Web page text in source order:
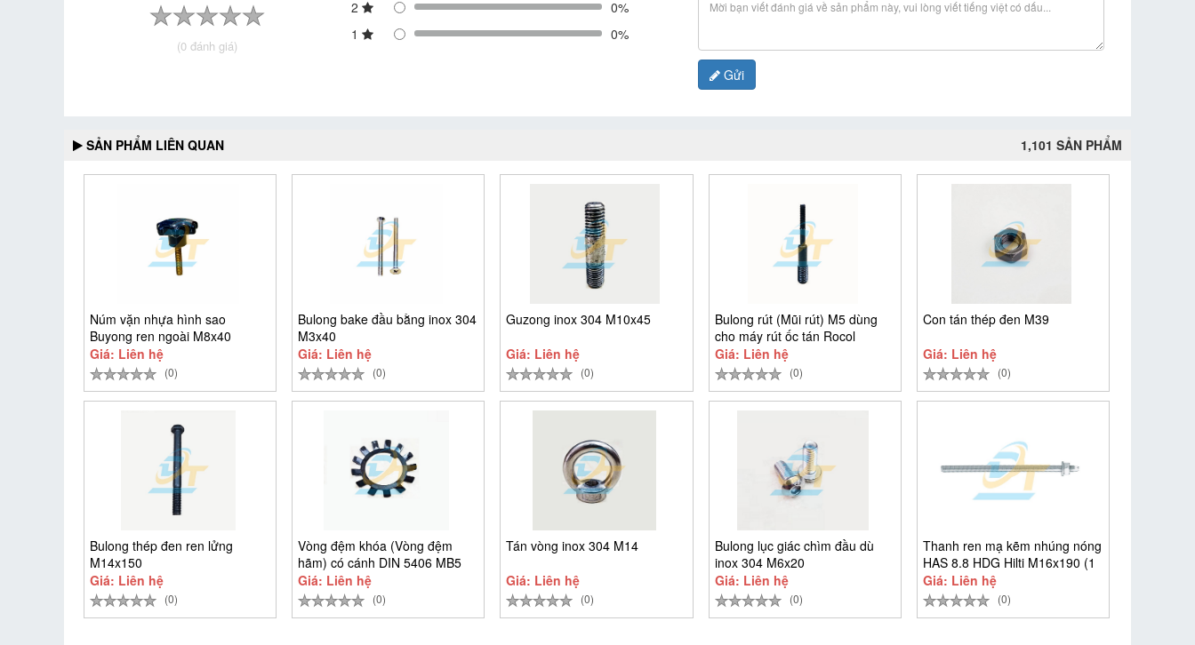
(0 đánh giá)
2
0%
1
0%
Gửi
SẢN PHẨM LIÊN QUAN 1,101 SẢN PHẨM
Núm vặn nhựa hình sao
Buyong ren ngoài M8x40
Giá: Liên hệ
(0)
Bulong bake đầu bằng inox 304
M3x40
Giá: Liên hệ
(0)
Guzong inox 304 M10x45
Giá: Liên hệ
(0)
Bulong rút (Mũi rút) M5 dùng
cho máy rút ốc tán Rocol
Giá: Liên hệ
(0)
Con tán thép đen M39
Giá: Liên hệ
(0)
Bulong thép đen ren lửng
M14x150
Giá: Liên hệ
(0)
Vòng đệm khóa (Vòng đệm
hãm) có cánh DIN 5406 MB5
D25
Giá: Liên hệ
(0)
Tán vòng inox 304 M14
Giá: Liên hệ
(0)
Bulong lục giác chìm đầu dù
inox 304 M6x20
Giá: Liên hệ
(0)
Thanh ren mạ kẽm nhúng nóng
HAS 8.8 HDG Hilti M16x190 (1
Giá: Liên hệ
(0)